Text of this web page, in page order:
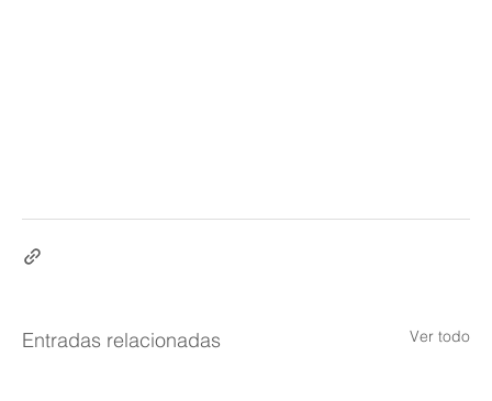
Entradas relacionadas Ver todo